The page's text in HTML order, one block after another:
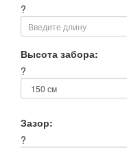
?
Высота забора:
?
Зазор:
?